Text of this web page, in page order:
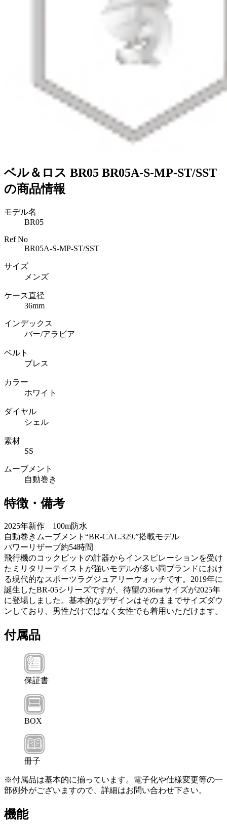
ベル＆ロス BR05 BR05A-S-MP-ST/SST
の商品情報
モデル名
BR05
Ref No
BR05A-S-MP-ST/SST
サイズ
メンズ
ケース直径
36mm
インデックス
バー/アラビア
ベルト
ブレス
カラー
ホワイト
ダイヤル
シェル
素材
SS
ムーブメント
自動巻き
特徴・備考
2025年新作 100m防水
自動巻きムーブメント“BR-CAL.329.”搭載モデル
パワーリザーブ約54時間
飛行機のコックピットの計器からインスピレーションを受け
たミリタリーテイストが強いモデルが多い同ブランドにおけ
る現代的なスポーツラグジュアリーウォッチです。2019年に
誕生したBR-05シリーズですが、待望の36㎜サイズが2025年
に登場しました。基本的なデザインはそのままでサイズダウ
ンしており、男性だけではなく女性でも着用いただけます。
付属品
保証書
BOX
冊子
※付属品は基本的に揃っています。電子化や仕様変更等の一
部例外がございますので、詳細はお問い合わせ下さい。
機能